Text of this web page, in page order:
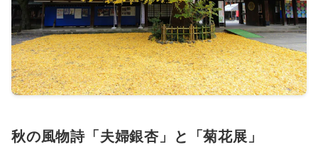
秋の風物詩「夫婦銀杏」と「菊花展」